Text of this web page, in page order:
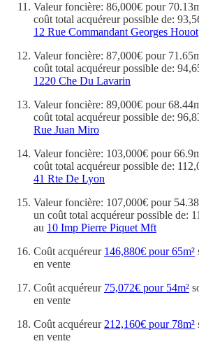
Valeur foncière: 86,000€ pour
coût total acquéreur possible de:
12 Rue Commandant Georges Houot
Valeur foncière: 87,000€ pour
coût total acquéreur possible de:
1220 Che Du Lavarin
Valeur foncière: 89,000€ pour
coût total acquéreur possible de:
Rue Juan Miro
Valeur foncière: 103,000€ pour
coût total acquéreur possible de:
41 Rte De Lyon
Valeur foncière: 107,000€ pour
un coût total acquéreur possible de:
au 10 Imp Pierre Piquet Mft
Coût acquéreur 146,880€ pour 65m²
en vente
Coût acquéreur 75,072€ pour 54m²
en vente
Coût acquéreur 212,160€ pour 78m²
en vente